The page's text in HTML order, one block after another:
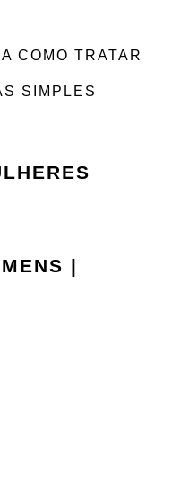
COMO TRATAR
SIMPLES
|